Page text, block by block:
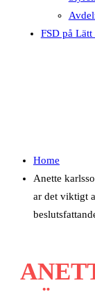
FSD på Lätt
Home
Anette
ar det viktigt